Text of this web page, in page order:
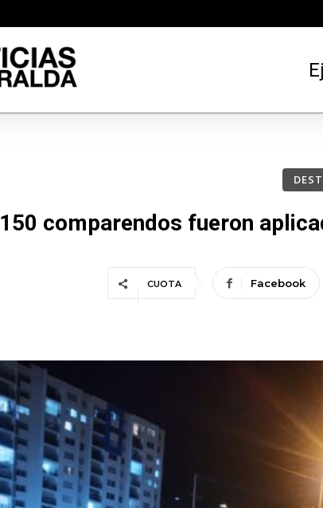
150 comparendos fueron
CUOTA Facebook